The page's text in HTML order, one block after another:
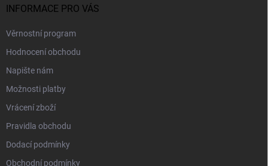
INFORMACE PRO VÁS
Věrnostní program
Hodnocení obchodu
Napište nám
Možnosti platby
Vrácení zboží
Pravidla obchodu
Dodací podmínky
Obchodní podmínky